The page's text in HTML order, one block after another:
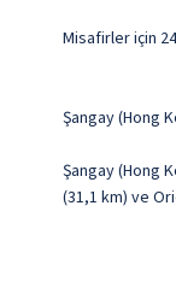
Misafirler için
Şangay (Hong
Şangay (Hong
(31,1 km) ve